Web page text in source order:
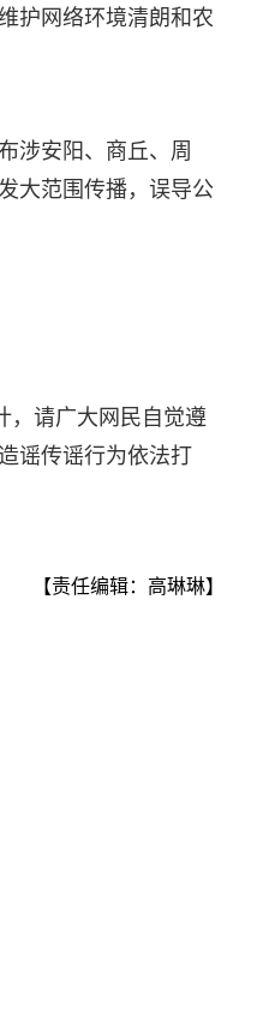
护网络环境清朗和农
涉安阳、商丘、周
大范围传播，误导公
，请广大网民自觉遵
谣传谣行为依法打
【责任编辑：高琳琳】